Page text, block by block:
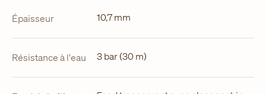
Épaisseur 10,7 mm
Résistance à l'eau 3 bar (30 m)